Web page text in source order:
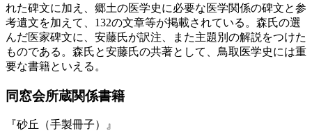
れた碑文に加え、郷土の医学史に必要な医学関係の碑文と参
考遺文を加えて、132の文章等が掲載されている。森氏の選
んだ医家碑文に、安藤氏が訳注、また主題別の解説をつけた
ものである。森氏と安藤氏の共著として、鳥取医学史には重
要な書籍といえる。
同窓会所蔵関係書籍
『砂丘（手製冊子）』